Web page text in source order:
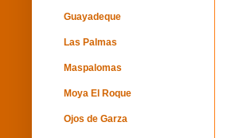
Guayadeque
Las Palmas
Maspalomas
Moya El Roque
Ojos de Garza